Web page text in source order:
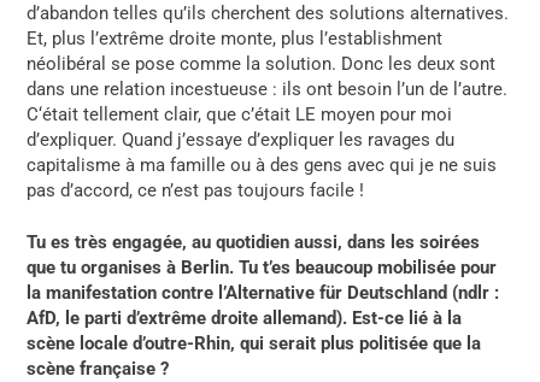
d’abandon telles qu’ils cherchent des solutions alternatives.
Et, plus l’extrême droite monte, plus l’establishment
néolibéral se pose comme la solution. Donc les deux sont
dans une relation incestueuse : ils ont besoin l’un de l’autre.
C‘était tellement clair, que c’était LE moyen pour moi
d’expliquer. Quand j’essaye d’expliquer les ravages du
capitalisme à ma famille ou à des gens avec qui je ne suis
pas d’accord, ce n’est pas toujours facile !
Tu es très engagée, au quotidien aussi, dans les soirées
que tu organises à Berlin. Tu t’es beaucoup mobilisée pour
la manifestation contre l’Alternative für Deutschland (ndlr :
AfD, le parti d’extrême droite allemand). Est-ce lié à la
scène locale d’outre-Rhin, qui serait plus politisée que la
scène française ?